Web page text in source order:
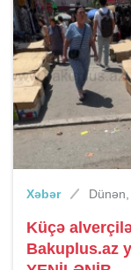
Xəbər
Küçə
Bakuplus.az